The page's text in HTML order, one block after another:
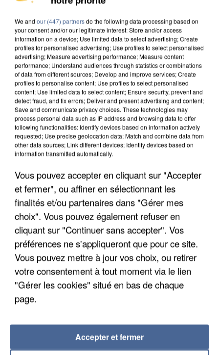
MAFIA INTERPELLÉ EN ALGÉRIE
UN SECOND CADRE DE LA DZ MAFIA
INTERPELLÉ EN ALGÉRIE
We and our (447) partnersdo the following data processing based on
your consent and/or our legitimate interest: Store and/or access
information on a device; Use limited data to select advertising; Create
profiles for personalised advertising; Use profiles to select personalised
advertising; Measure advertising performance; Measure content
performance; Understand audiences through statistics or combinations
of data from different sources; Develop and improve services; Create
profiles to personalise content; Use profiles to select personalised
content; Use limited data to select content; Ensure security, prevent and
detect fraud, and fix errors; Deliver and present advertising and content;
Save and communicate privacy choices. These technologies may
process personal data such as IP address and browsing data to offer
following functionalities: Identify devices based on information actively
requested; Use precise geolocation data; Match and combine data from
other data sources; Link different devices; Identify devices based on
information transmitted automatically.
Vous pouvez accepter en cliquant sur "Accepter
et fermer", ou affiner en sélectionnant les
finalités et/ou partenaires dans "Gérer mes
choix". Vous pouvez également refuser en
cliquant sur "Continuer sans accepter". Vos
préférences ne s'appliqueront que pour ce site.
Vous pouvez mettre à jour vos choix, ou retirer
votre consentement à tout moment via le lien
"Gérer les cookies" situé en bas de chaque
page.
Accepter et fermer